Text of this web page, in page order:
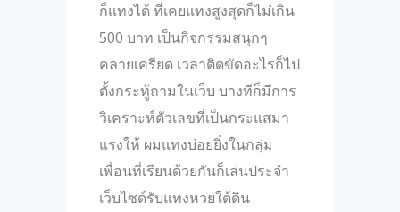
ก็แทงได้ ที่เคยแทงสูงสุดก็ไม่เกิน
500 บาท เป็นกิจกรรมสนุกๆ
คลายเครียด เวลาติดขัดอะไรก็ไป
ตั้งกระทู้ถามในเว็บ บางทีก็มีการ
วิเคราะห์ตัวเลขที่เป็นกระแสมา
แรงให้ ผมแทงบ่อยยิ่งในกลุ่ม
เพื่อนที่เรียนด้วยกันก็เล่นประจำ
เว็บไซด์รับแทงหวยใต้ดิน